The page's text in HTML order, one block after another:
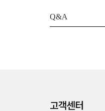
Q&A
고객센터